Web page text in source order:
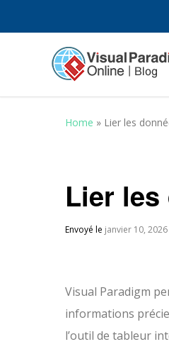
Home » Lier les
Lier les
Envoyé le janvier 10, 2026
Visual Paradigm
informations
l’outil de tableur